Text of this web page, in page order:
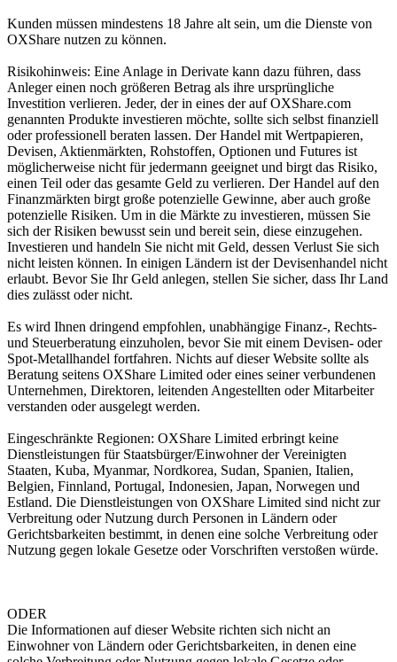
Kunden müssen mindestens 18 Jahre alt sein, um die Dienste von
OXShare nutzen zu können.
Risikohinweis: Eine Anlage in Derivate kann dazu führen, dass
Anleger einen noch größeren Betrag als ihre ursprüngliche
Investition verlieren. Jeder, der in eines der auf OXShare.com
genannten Produkte investieren möchte, sollte sich selbst finanziell
oder professionell beraten lassen. Der Handel mit Wertpapieren,
Devisen, Aktienmärkten, Rohstoffen, Optionen und Futures ist
möglicherweise nicht für jedermann geeignet und birgt das Risiko,
einen Teil oder das gesamte Geld zu verlieren. Der Handel auf den
Finanzmärkten birgt große potenzielle Gewinne, aber auch große
potenzielle Risiken. Um in die Märkte zu investieren, müssen Sie
sich der Risiken bewusst sein und bereit sein, diese einzugehen.
Investieren und handeln Sie nicht mit Geld, dessen Verlust Sie sich
nicht leisten können. In einigen Ländern ist der Devisenhandel nicht
erlaubt. Bevor Sie Ihr Geld anlegen, stellen Sie sicher, dass Ihr Land
dies zulässt oder nicht.
Es wird Ihnen dringend empfohlen, unabhängige Finanz-, Rechts-
und Steuerberatung einzuholen, bevor Sie mit einem Devisen- oder
Spot-Metallhandel fortfahren. Nichts auf dieser Website sollte als
Beratung seitens OXShare Limited oder eines seiner verbundenen
Unternehmen, Direktoren, leitenden Angestellten oder Mitarbeiter
verstanden oder ausgelegt werden.
Eingeschränkte Regionen: OXShare Limited erbringt keine
Dienstleistungen für Staatsbürger/Einwohner der Vereinigten
Staaten, Kuba, Myanmar, Nordkorea, Sudan, Spanien, Italien,
Belgien, Finnland, Portugal, Indonesien, Japan, Norwegen und
Estland. Die Dienstleistungen von OXShare Limited sind nicht zur
Verbreitung oder Nutzung durch Personen in Ländern oder
Gerichtsbarkeiten bestimmt, in denen eine solche Verbreitung oder
Nutzung gegen lokale Gesetze oder Vorschriften verstoßen würde.
ODER
Die Informationen auf dieser Website richten sich nicht an
Einwohner von Ländern oder Gerichtsbarkeiten, in denen eine